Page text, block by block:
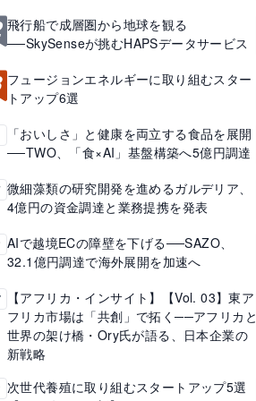
飛行船で成層圏から地球を観る
──SkySenseが挑むHAPSデータサービス
フュージョンエネルギーに取り組むスター
トアップ6選
「おいしさ」と健康を両立する食品を展開
──TWO、「食×AI」基盤構築へ5億円調達
微細藻類の研究開発を進めるガルデリア、
4億円の資金調達と業務提携を発表
AIで越境ECの障壁を下げる──SAZO、
32.1億円調達で海外展開を加速へ
【アフリカ・インサイト】【Vol. 03】東ア
フリカ市場は「共創」で拓く──アフリカと
世界の架け橋・Ory氏が語る、日本企業の
新戦略
次世代養殖に取り組むスタートアップ5選